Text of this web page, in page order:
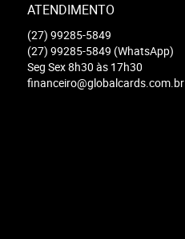
ATENDIMENTO
(27) 99285-5849
(27) 99285-5849 (WhatsApp)
Seg Sex 8h30 às 17h30
financeiro@globalcards.com.br